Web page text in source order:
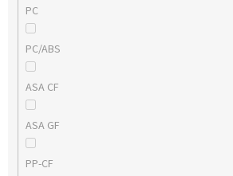
PC
PC/ABS
ASA CF
ASA GF
PP-CF